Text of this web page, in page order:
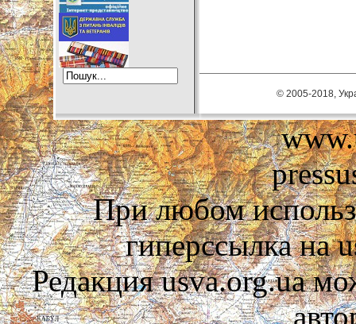
© 2005-2018,
При любом
гиперссылка на
Редакция usva.org.ua